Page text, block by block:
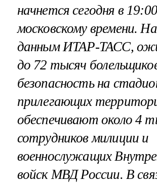
начнется сегодня в
московскому времени.
данным ИТАР-ТАСС,
до 72 тысяч
безопасность на
прилегающих
обеспечивают около 4
сотрудников милиции и
военнослужащих
войск МВД России. В